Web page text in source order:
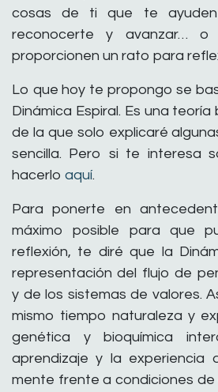
cosas de ti que te ayuden
reconocerte y avanzar…
proporcionen un rato para
Lo que hoy te propongo se
Dinámica Espiral. Es una
de la que solo explicaré
sencilla. Pero si te interesa
hacerlo aquí.
Para ponerte en
máximo posible para que
reflexión, te diré que la
representación del flujo de
y de los sistemas de valores.
mismo tiempo naturaleza y
genética y bioquímica
aprendizaje y la experiencia
mente frente a condiciones de